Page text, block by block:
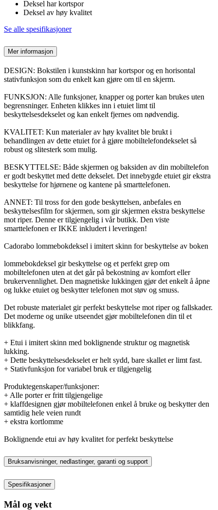
Deksel har kortspor
Deksel av høy kvalitet
Se alle spesifikasjoner
Mer informasjon
DESIGN: Bokstilen i kunstskinn har kortspor og en horisontal
stativfunksjon som du enkelt kan gjøre om til en skjerm.
FUNKSJON: Alle funksjoner, knapper og porter kan brukes uten
begrensninger. Enheten klikkes inn i etuiet limt til
beskyttelsesdekselet og kan enkelt fjernes om nødvendig.
KVALITET: Kun materialer av høy kvalitet ble brukt i
behandlingen av dette etuiet for å gjøre mobiltelefondekselet så
robust og slitesterk som mulig.
BESKYTTELSE: Både skjermen og baksiden av din mobiltelefon
er godt beskyttet med dette dekselet. Det innebygde etuiet gir ekstra
beskyttelse for hjørnene og kantene på smarttelefonen.
ANNET: Til tross for den gode beskyttelsen, anbefales en
beskyttelsesfilm for skjermen, som gir skjermen ekstra beskyttelse
mot riper. Denne er tilgjengelig i vår butikk. Den viste
smarttelefonen er IKKE inkludert i leveringen!
Cadorabo lommebokdeksel i imitert skinn for beskyttelse av boken
lommebokdeksel gir beskyttelse og et perfekt grep om
mobiltelefonen uten at det går på bekostning av komfort eller
brukervennlighet. Den magnetiske lukkingen gjør det enkelt å åpne
og lukke etuiet og beskytter telefonen mot støv og smuss.
Det robuste materialet gir perfekt beskyttelse mot riper og fallskader.
Det moderne og unike utseendet gjør mobiltelefonen din til et
blikkfang.
+ Etui i imitert skinn med boklignende struktur og magnetisk
lukking.
+ Dette beskyttelsesdekselet er helt sydd, bare skallet er limt fast.
+ Stativfunksjon for variabel bruk er tilgjengelig
Produktegenskaper/funksjoner:
+ Alle porter er fritt tilgjengelige
+ klaffdesignen gjør mobiltelefonen enkel å bruke og beskytter den
samtidig hele veien rundt
+ ekstra kortlomme
Boklignende etui av høy kvalitet for perfekt beskyttelse
Bruksanvisninger, nedlastinger, garanti og support
Spesifikasjoner
Mål og vekt